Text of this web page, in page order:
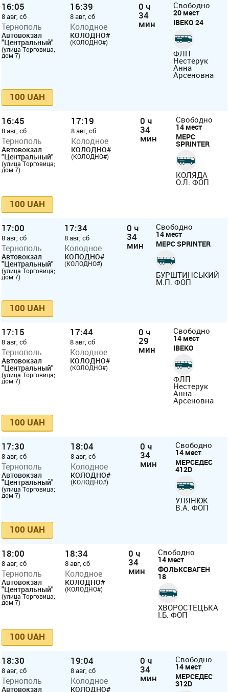
16:05
8 авг, сб
Тернополь
Автовокзал
"Центральный"
(улица Торговица;
дом 7)
16:39
8 авг, сб
Колодное
КОЛОДНО#
(КОЛОДНО#)
0 ч
34
мин
Свободно
20 мест
ІВЕКО 24
ФЛП
Нестерук
Анна
Арсеновна
100 UAH
16:45
8 авг, сб
Тернополь
Автовокзал
"Центральный"
(улица Торговица;
дом 7)
17:19
8 авг, сб
Колодное
КОЛОДНО#
(КОЛОДНО#)
0 ч
34
мин
Свободно
14 мест
МЕРС
SPRINTER
КОЛЯДА
О.Л. ФОП
100 UAH
17:00
8 авг, сб
Тернополь
Автовокзал
"Центральный"
(улица Торговица;
дом 7)
17:34
8 авг, сб
Колодное
КОЛОДНО#
(КОЛОДНО#)
0 ч
34
мин
Свободно
14 мест
МЕРС SPRINTER
БУРШТИНСЬКИЙ
М.П. ФОП
100 UAH
17:15
8 авг, сб
Тернополь
Автовокзал
"Центральный"
(улица Торговица;
дом 7)
17:44
8 авг, сб
Колодное
КОЛОДНО#
(КОЛОДНО#)
0 ч
29
мин
Свободно
14 мест
ІВЕКО
ФЛП
Нестерук
Анна
Арсеновна
100 UAH
17:30
8 авг, сб
Тернополь
Автовокзал
"Центральный"
(улица Торговица;
дом 7)
18:04
8 авг, сб
Колодное
КОЛОДНО#
(КОЛОДНО#)
0 ч
34
мин
Свободно
14 мест
МЕРСЕДЕС
412D
УЛЯНЮК
В.А. ФОП
100 UAH
18:00
8 авг, сб
Тернополь
Автовокзал
"Центральный"
(улица Торговица;
дом 7)
18:34
8 авг, сб
Колодное
КОЛОДНО#
(КОЛОДНО#)
0 ч
34
мин
Свободно
14 мест
ФОЛЬКСВАГЕН
18
ХВОРОСТЕЦЬКА
І.Б. ФОП
100 UAH
18:30
8 авг, сб
Тернополь
Автовокзал
19:04
8 авг, сб
Колодное
КОЛОДНО#
0 ч
34
мин
Свободно
14 мест
МЕРСЕДЕС
312D